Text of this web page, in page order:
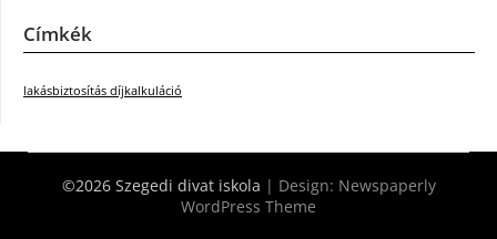
Címkék
lakásbiztosítás díjkalkuláció
©2026 Szegedi divat iskola | Design: Newspaperly
WordPress Theme